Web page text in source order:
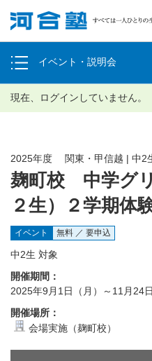
塾生の方
イベント・説明会
個別相談
体験授業
現在、ログインしていません。
麹町校 中学グ
２生）２学期体
2025年度 関東・甲信越 | 中2
イベント 無料 ／ 要申込
中2生 対象
開催期間：
2025年9月1日（月）～11月24
開催場所：
会場実施（麹町校）